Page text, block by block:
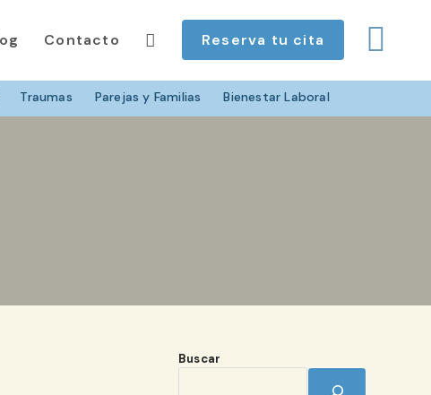
Traumas Parejas y Familias Bienestar Laboral
Contacto Reserva tu cita
Buscar